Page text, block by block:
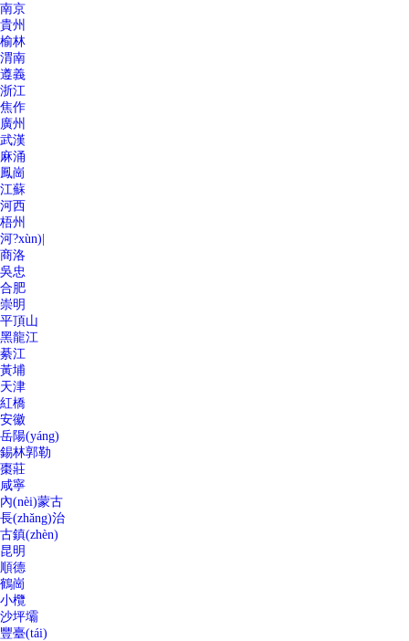
南京
貴州
榆林
渭南
遵義
浙江
焦作
廣州
武漢
麻涌
鳳崗
江蘇
河西
梧州
河?xùn)|
商洛
吳忠
合肥
崇明
平頂山
黑龍江
綦江
黃埔
天津
紅橋
安徽
岳陽(yáng)
錫林郭勒
棗莊
咸寧
內(nèi)蒙古
長(zhǎng)治
古鎮(zhèn)
昆明
順德
鶴崗
小欖
沙坪壩
豐臺(tái)